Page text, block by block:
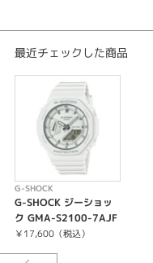
ストップウオッチ（1/100秒（
タイマー（セット単位：1秒、
時刻アラーム5本・時報
ダブルLEDライト：文字板用
能、残照時間切替（1.5秒/3秒
ーイルミネーター、残照機能
LED：ホワイト
フルオートカレンダー
操作音ON/OFF切替機能
平均月差：±15秒
12/24時間制表示切替
針退避機能（針が液晶表示と
ら一時的に退避させることがで
最近チェックした商品
G-SHOCK
G-SHOCK ジーショッ
ク GMA-S2100-7AJF
￥17,600（税込）